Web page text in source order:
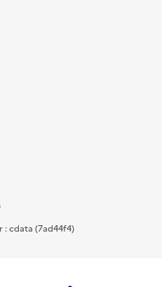
: cdata (7ad44f4)